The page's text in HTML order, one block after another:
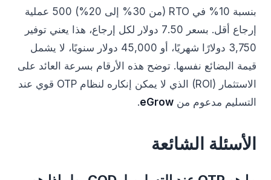
بنسبة 10% في RTO (من 30% إلى 20%) 500 عملية
إرجاع أقل. بسعر 7.50 دولار لكل إرجاع، هذا يعني توفير
3,750 دولارًا شهريًا، أو 45,000 دولار سنويًا، لا يشمل
قيمة البضائع نفسها. توضح هذه الأرقام بسرعة العائد على
الاستثمار (ROI) الذي لا يمكن إنكاره لنظام OTP قوي عند
التسليم مدعوم من eGrow
.
الأسئلة الشائعة